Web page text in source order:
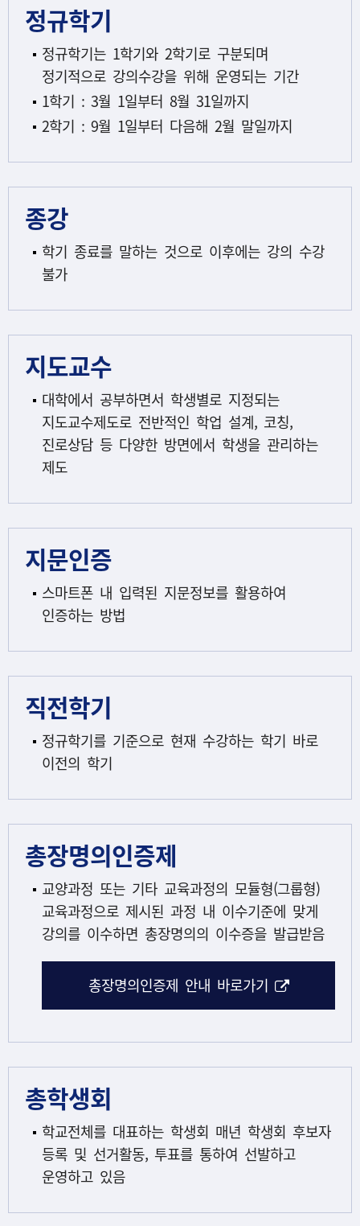
정규학기
정규학기는 1학기와 2학기로 구분되며
정기적으로 강의수강을 위해 운영되는 기간
1학기 : 3월 1일부터 8월 31일까지
2학기 : 9월 1일부터 다음해 2월 말일까지
종강
학기 종료를 말하는 것으로 이후에는 강의 수강
불가
지도교수
대학에서 공부하면서 학생별로 지정되는
지도교수제도로 전반적인 학업 설계, 코칭,
진로상담 등 다양한 방면에서 학생을 관리하는
제도
지문인증
스마트폰 내 입력된 지문정보를 활용하여
인증하는 방법
직전학기
정규학기를 기준으로 현재 수강하는 학기 바로
이전의 학기
총장명의인증제
교양과정 또는 기타 교육과정의 모듈형(그룹형)
교육과정으로 제시된 과정 내 이수기준에 맞게
강의를 이수하면 총장명의의 이수증을 발급받음
총장명의인증제 안내 바로가기
총학생회
학교전체를 대표하는 학생회 매년 학생회 후보자
등록 및 선거활동, 투표를 통하여 선발하고
운영하고 있음